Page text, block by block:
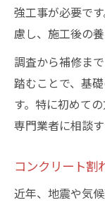
強工事が必要で
慮し、施工後の
調査から補修ま
踏むことで、基
す。特に初めて
専門業者に相談
コンクリート割
近年、地震や気